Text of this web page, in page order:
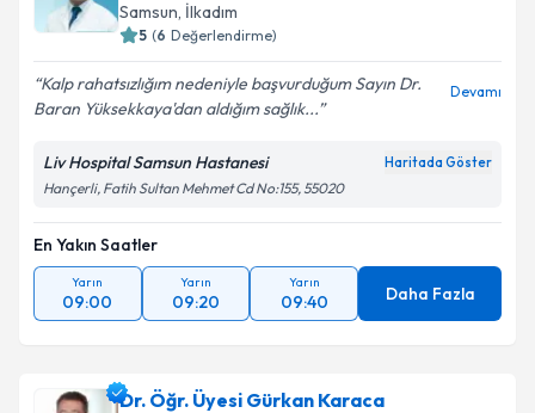
Samsun, İlkadım
5 (6 Değerlendirme)
Kalp rahatsızlığım nedeniyle başvurduğum Sayın Dr.
Baran Yüksekkaya'dan aldığım sağlık...
Devamı
Liv Hospital Samsun Hastanesi Haritada Göster
Hançerli, Fatih Sultan Mehmet Cd No:155, 55020
En Yakın Saatler
Yarın
09:00
Yarın
09:20
Yarın
09:40 Daha Fazla
Dr. Öğr. Üyesi Gürkan Karaca